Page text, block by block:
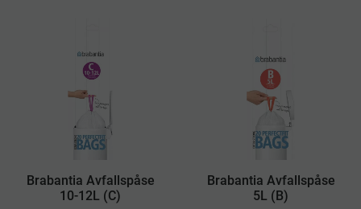
Brabantia Avfallspåse
10-12L (C)
Brabantia Avfallspåse
5L (B)